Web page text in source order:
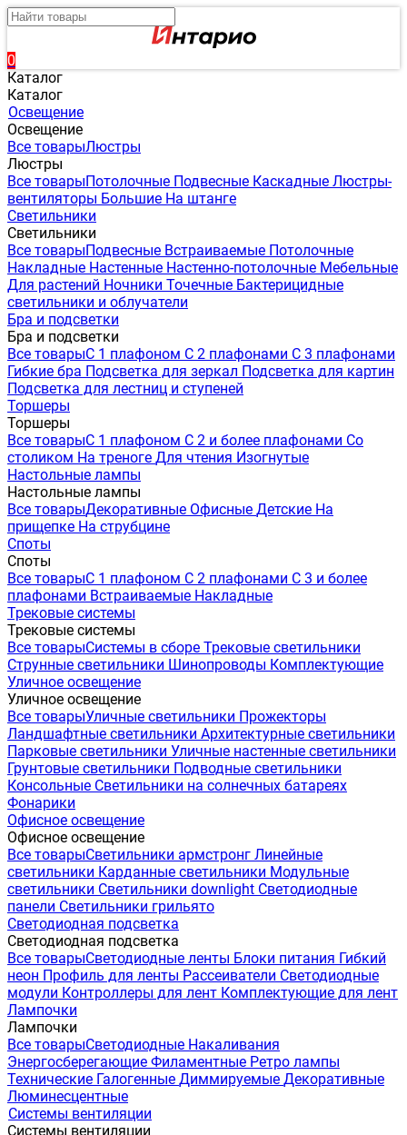
0
Каталог
Каталог
Освещение
Освещение
Все товарыЛюстры
Люстры
Все товарыПотолочные Подвесные Каскадные Люстры-
вентиляторы Большие На штанге
Светильники
Светильники
Все товарыПодвесные Встраиваемые Потолочные
Накладные Настенные Настенно-потолочные Мебельные
Для растений Ночники Точечные Бактерицидные
светильники и облучатели
Бра и подсветки
Бра и подсветки
Все товарыС 1 плафоном С 2 плафонами С 3 плафонами
Гибкие бра Подсветка для зеркал Подсветка для картин
Подсветка для лестниц и ступеней
Торшеры
Торшеры
Все товарыС 1 плафоном С 2 и более плафонами Со
столиком На треноге Для чтения Изогнутые
Настольные лампы
Настольные лампы
Все товарыДекоративные Офисные Детские На
прищепке На струбцине
Споты
Споты
Все товарыС 1 плафоном С 2 плафонами С 3 и более
плафонами Встраиваемые Накладные
Трековые системы
Трековые системы
Все товарыСистемы в сборе Трековые светильники
Струнные светильники Шинопроводы Комплектующие
Уличное освещение
Уличное освещение
Все товарыУличные светильники Прожекторы
Ландшафтные светильники Архитектурные светильники
Парковые светильники Уличные настенные светильники
Грунтовые светильники Подводные светильники
Консольные Светильники на солнечных батареях
Фонарики
Офисное освещение
Офисное освещение
Все товарыСветильники армстронг Линейные
светильники Карданные светильники Модульные
светильники Светильники downlight Светодиодные
панели Светильники грильято
Светодиодная подсветка
Светодиодная подсветка
Все товарыСветодиодные ленты Блоки питания Гибкий
неон Профиль для ленты Рассеиватели Светодиодные
модули Контроллеры для лент Комплектующие для лент
Лампочки
Лампочки
Все товарыСветодиодные Накаливания
Энергосберегающие Филаментные Ретро лампы
Технические Галогенные Диммируемые Декоративные
Люминесцентные
Системы вентиляции
Системы вентиляции